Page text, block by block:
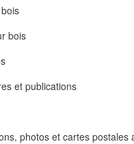
bois
et publications
photos et cartes postales